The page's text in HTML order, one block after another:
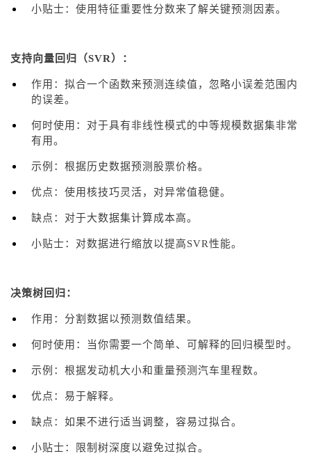
小贴士：使用特征重要性分数来了解关键预测因素。
支持向量回归（SVR）：
作用：拟合一个函数来预测连续值，忽略小误差范围内
的误差。
何时使用：对于具有非线性模式的中等规模数据集非常
有用。
示例：根据历史数据预测股票价格。
优点：使用核技巧灵活，对异常值稳健。
缺点：对于大数据集计算成本高。
小贴士：对数据进行缩放以提高SVR性能。
决策树回归：
作用：分割数据以预测数值结果。
何时使用：当你需要一个简单、可解释的回归模型时。
示例：根据发动机大小和重量预测汽车里程数。
优点：易于解释。
缺点：如果不进行适当调整，容易过拟合。
小贴士：限制树深度以避免过拟合。